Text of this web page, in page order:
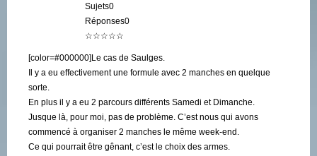
Sujets0
Réponses0
☆☆☆☆☆
[color=#000000]Le cas de Saulges.
Il y a eu effectivement une formule avec 2 manches en quelque
sorte.
En plus il y a eu 2 parcours différents Samedi et Dimanche.
Jusque là, pour moi, pas de problème. C’est nous qui avons
commencé à organiser 2 manches le même week-end.
Ce qui pourrait être gênant, c’est le choix des armes.